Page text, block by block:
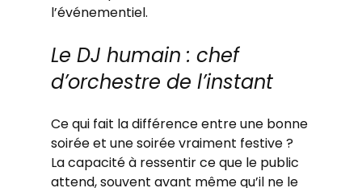
l’événementiel.
Le DJ humain : chef
d’orchestre de l’instant
Ce qui fait la différence entre une bonne
soirée et une soirée vraiment festive ?
La capacité à ressentir ce que le public
attend, souvent avant même qu’il ne le